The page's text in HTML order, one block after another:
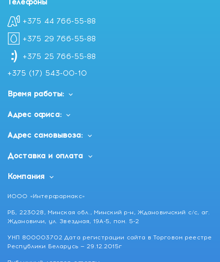
Телефоны
+375 44 766-55-88
+375 29 766-55-88
+375 25 766-55-88
+375 (17) 543-00-10
Время работы:
Адрес офиса:
Адрес самовывоза:
Доставка и оплата
Компания
ИООО «Интерфармакс»
РБ, 223028, Минская обл., Минский р-н, Ждановичский с/с, аг.
Ждановичи, ул. Звездная, 19А-5, пом. 5-2
УНП 800003702 Дата регистрации сайта в Торговом реестре
Республики Беларусь — 29.12.2015г